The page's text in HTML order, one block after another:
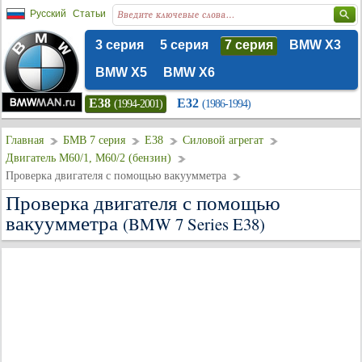
Русский Статьи
3 серия 5 серия 7 серия
BMW X3
BMW X5
BMW X6
E38 (1994-2001) E32 (1986-1994)
Главная БМВ 7 серия E38
Силовой агрегат
Двигатель M60/1, M60/2 (бензин)
Проверка двигателя с помощью вакуумметра
Проверка двигателя с помощью
вакуумметра (BMW 7 Series E38)